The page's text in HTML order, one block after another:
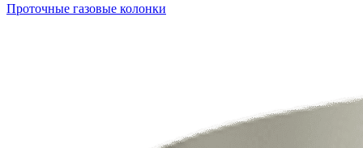
Проточные газовые колонки